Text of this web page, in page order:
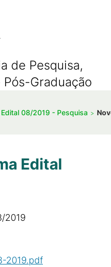
de Pesquisa,
Pós-Graduação
Edital 08/2019 - Pesquisa
Edital
2019
2019.pdf